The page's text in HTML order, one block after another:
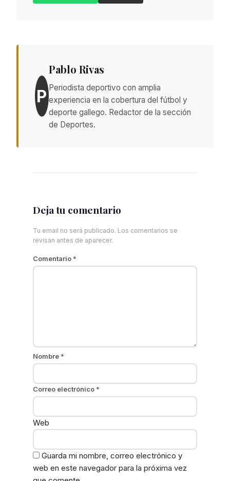
P
Pablo Rivas
Periodista deportivo con amplia
experiencia en la cobertura del fútbol y
deporte gallego. Redactor de la sección
de Deportes.
Deja tu comentario
Tu email no será publicado. Los comentarios se
revisan antes de aparecer.
Comentario *
Nombre *
Correo electrónico *
Web
Guarda mi nombre, correo electrónico y
web en este navegador para la próxima vez